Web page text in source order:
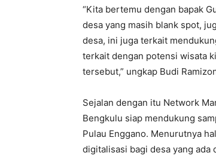
“Kita bertemu dengan bapak
desa yang masih blank spot,
desa, ini juga terkait
terkait dengan potensi wisata
tersebut,” ungkap Budi
Sejalan dengan itu Network
Bengkulu siap mendukung
Pulau Enggano. Menurutnya
digitalisasi bagi desa yang